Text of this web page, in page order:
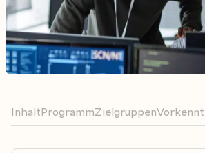
InhaltProgrammZielgruppen